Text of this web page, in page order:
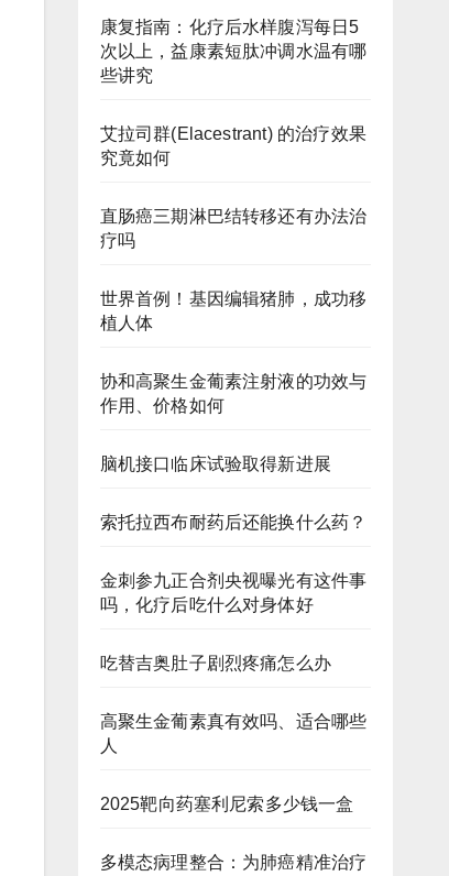
康复指南：化疗后水样腹泻每日5
次以上，益康素短肽冲调水温有哪
些讲究
艾拉司群(Elacestrant) 的治疗效果
究竟如何
直肠癌三期淋巴结转移还有办法治
疗吗
世界首例！基因编辑猪肺，成功移
植人体
协和高聚生金葡素注射液的功效与
作用、价格如何
脑机接口临床试验取得新进展
索托拉西布耐药后还能换什么药？
金刺参九正合剂央视曝光有这件事
吗，化疗后吃什么对身体好
吃替吉奥肚子剧烈疼痛怎么办
高聚生金葡素真有效吗、适合哪些
人
2025靶向药塞利尼索多少钱一盒
多模态病理整合：为肺癌精准治疗